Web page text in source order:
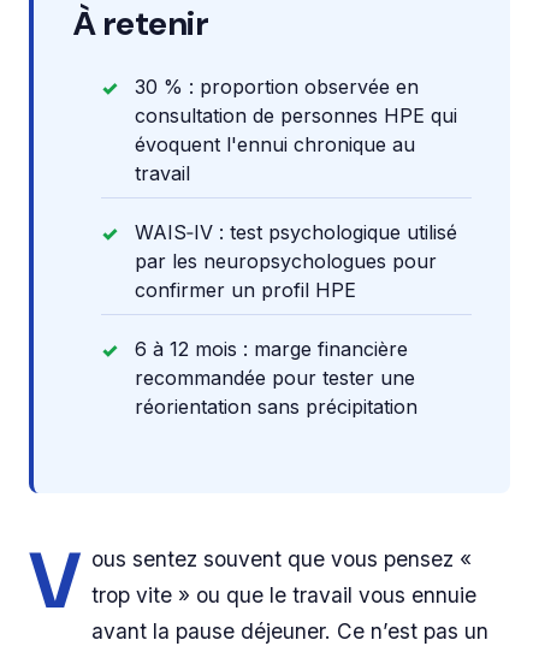
À retenir
30 % : proportion observée en
consultation de personnes HPE qui
évoquent l'ennui chronique au
travail
WAIS‑IV : test psychologique utilisé
par les neuropsychologues pour
confirmer un profil HPE
6 à 12 mois : marge financière
recommandée pour tester une
réorientation sans précipitation
V ous sentez souvent que vous pensez «
trop vite » ou que le travail vous ennuie
avant la pause déjeuner. Ce n’est pas un